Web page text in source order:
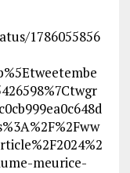
1786055856
meurice-